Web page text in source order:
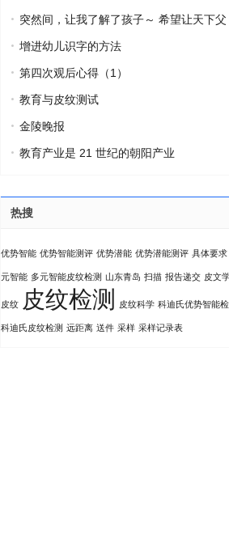
顾问有限公司
突然间，让我了解了孩子～ 希望让天下父
母都能成为伯乐，让天下孩子都能成才！
增进幼儿识字的方法
第四次观后心得（1）
教育与皮纹测试
金陵晚报
教育产业是 21 世纪的朝阳产业
热搜
优势智能 优势智能测评 优势潜能 优势潜能测评 具体要求
元智能 多元智能皮纹检测 山东青岛 扫描 报告递交 皮文
皮纹 皮纹检测 皮纹科学 科迪氏优势智能检
科迪氏皮纹检测 远距离 送件 采样 采样记录表